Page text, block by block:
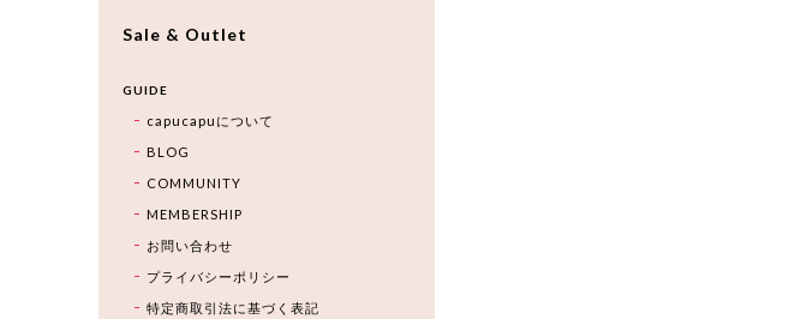
Sale & Outlet
GUIDE
capucapuについて
BLOG
COMMUNITY
MEMBERSHIP
お問い合わせ
プライバシーポリシー
特定商取引法に基づく表記